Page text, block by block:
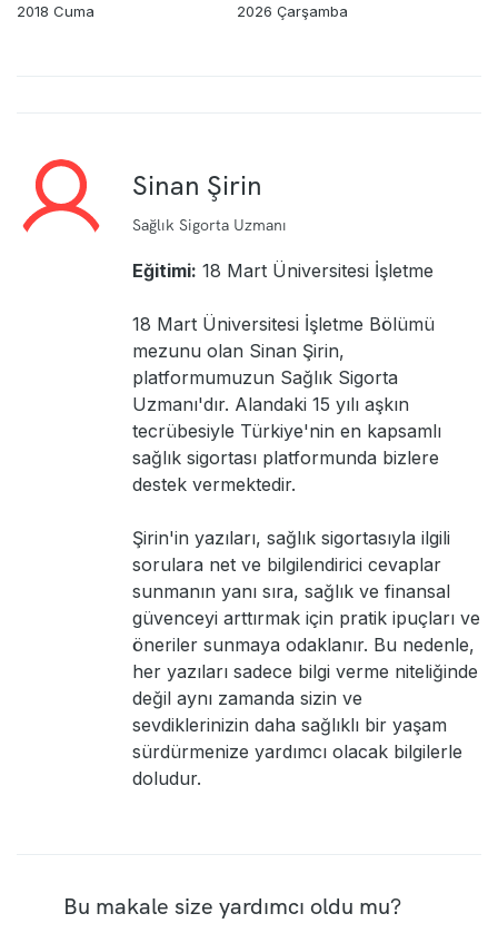
2018 Cuma
2026 Çarşamba
Sinan Şirin
Sağlık Sigorta Uzmanı
Eğitimi: 18 Mart Üniversitesi İşletme
18 Mart Üniversitesi İşletme Bölümü
mezunu olan Sinan Şirin,
platformumuzun Sağlık Sigorta
Uzmanı'dır. Alandaki 15 yılı aşkın
tecrübesiyle Türkiye'nin en kapsamlı
sağlık sigortası platformunda bizlere
destek vermektedir.
Şirin'in yazıları, sağlık sigortasıyla ilgili
sorulara net ve bilgilendirici cevaplar
sunmanın yanı sıra, sağlık ve finansal
güvenceyi arttırmak için pratik ipuçları ve
öneriler sunmaya odaklanır. Bu nedenle,
her yazıları sadece bilgi verme niteliğinde
değil aynı zamanda sizin ve
sevdiklerinizin daha sağlıklı bir yaşam
sürdürmenize yardımcı olacak bilgilerle
doludur.
Bu makale size yardımcı oldu mu?